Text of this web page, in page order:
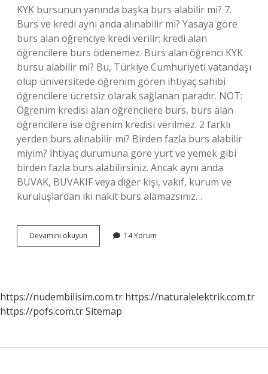
KYK bursunun yanında başka burs alabilir mi? 7.
Burs ve kredi aynı anda alınabilir mi? Yasaya göre
burs alan öğrenciye kredi verilir; kredi alan
öğrencilere burs ödenemez. Burs alan öğrenci KYK
bursu alabilir mi? Bu, Türkiye Cumhuriyeti vatandaşı
olup üniversitede öğrenim gören ihtiyaç sahibi
öğrencilere ücretsiz olarak sağlanan paradır. NOT:
Öğrenim kredisi alan öğrencilere burs, burs alan
öğrencilere ise öğrenim kredisi verilmez. 2 farklı
yerden burs alınabilir mi? Birden fazla burs alabilir
miyim? İhtiyaç durumuna göre yurt ve yemek gibi
birden fazla burs alabilirsiniz. Ancak aynı anda
BÜVAK, BUVAKIF veya diğer kişi, vakıf, kurum ve
kuruluşlardan iki nakit burs alamazsınız…
Devamını okuyun
Bursu
Mı
14 Yorum
https://nudembilisim.com.tr https://naturalelektrik.com.tr
https://pofs.com.trSitemap